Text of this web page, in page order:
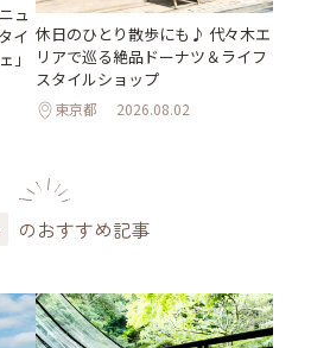
ュ
イ
」
休日のひとり散歩にも♪ 代々木エ
リアで巡る絶品ドーナツ＆ライフ
スタイルショップ
東京都 2026.08.02
のおすすめ記事